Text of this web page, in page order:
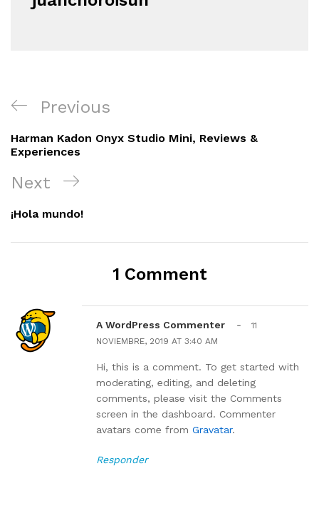
Navegación
de
entradas
Previous
Post
Previous
Harman Kadon Onyx Studio Mini, Reviews &
Experiences
Next
Post
Next
¡Hola mundo!
1 Comment
A WordPress Commenter -
11
NOVIEMBRE, 2019 AT 3:40 AM
Hi, this is a comment. To get started with
moderating, editing, and deleting
comments, please visit the Comments
screen in the dashboard. Commenter
avatars come from Gravatar.
Responder